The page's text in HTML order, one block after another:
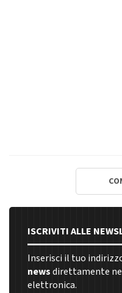
ISCRIVITI ALLE
Inserisci il tuo
newsdirettamente
elettronica.